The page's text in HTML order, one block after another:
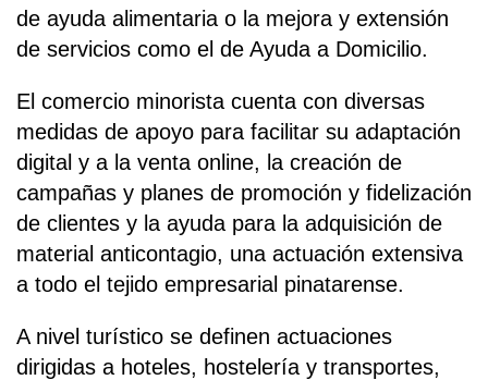
de ayuda alimentaria o la mejora y extensión
de servicios como el de Ayuda a Domicilio.
El comercio minorista cuenta con diversas
medidas de apoyo para facilitar su adaptación
digital y a la venta online, la creación de
campañas y planes de promoción y fidelización
de clientes y la ayuda para la adquisición de
material anticontagio, una actuación extensiva
a todo el tejido empresarial pinatarense.
A nivel turístico se definen actuaciones
dirigidas a hoteles, hostelería y transportes,